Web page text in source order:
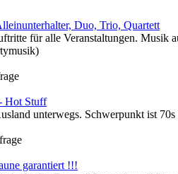
Duo, Trio, Quartett
für alle Veranstaltungen. Musik
Hot Stuff
unterwegs. Schwerpunkt ist
garantiert !!!